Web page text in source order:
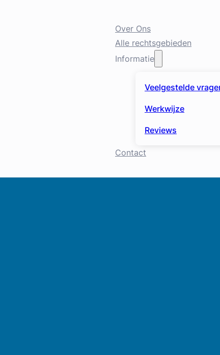
Over Ons
Alle rechtsgebieden
Informatie
Veelgestelde
Werkwijze
Reviews
Contact